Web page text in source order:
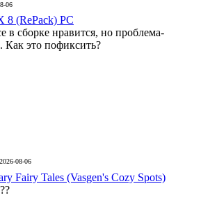
06
8 (RePack) PC
в сборке нравится, но проблема-
Как это пофиксить?
08-06
Fairy Tales (Vasgen's Cozy Spots)